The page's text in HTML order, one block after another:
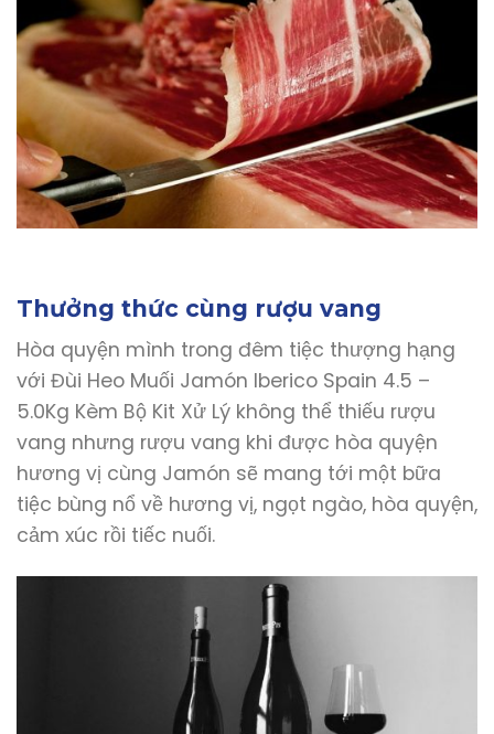
Thưởng thức cùng rượu vang
Hòa quyện mình trong đêm tiệc thượng hạng
với Đùi Heo Muối Jamón Iberico Spain 4.5 –
5.0Kg Kèm Bộ Kit Xử Lý không thể thiếu rượu
vang nhưng rượu vang khi được hòa quyện
hương vị cùng Jamón sẽ mang tới một bữa
tiệc bùng nổ về hương vị, ngọt ngào, hòa quyện,
cảm xúc rồi tiếc nuối.